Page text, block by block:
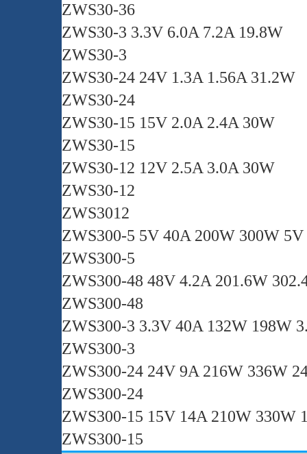
ZWS30-36
ZWS30-3 3.3V 6.0A 7.2A 19.8W
ZWS30-3
ZWS30-24 24V 1.3A 1.56A 31.2W
ZWS30-24
ZWS30-15 15V 2.0A 2.4A 30W
ZWS30-15
ZWS30-12 12V 2.5A 3.0A 30W
ZWS30-12
ZWS3012
ZWS300-5 5V 40A 200W 300W 5V
ZWS300-5
ZWS300-48 48V 4.2A 201.6W
ZWS300-48
ZWS300-3 3.3V 40A 132W 198W
ZWS300-3
ZWS300-24 24V 9A 216W 336W
ZWS300-24
ZWS300-15 15V 14A 210W 330W
ZWS300-15